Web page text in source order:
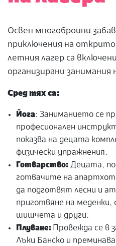
Освен многобройни
приключения на
летния лагер са
организирани
Сред тях са:
Йога: Заниманието се
професионален
показва на децата
физически упражнения.
Готварство: Децата,
готвачите на
да подготвят лесни и
приготвяне на меденки,
шишчета и други.
Плуване: Провежда се в
Лъки Банско и